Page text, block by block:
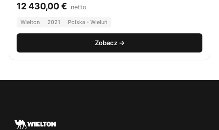
12 430,00€ netto
Wielton 2021 Polska - Wieluń
Zobacz →